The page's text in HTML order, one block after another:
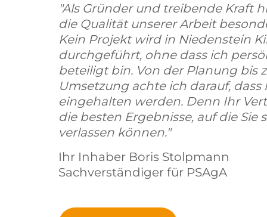
"Als Gründer und treibende Kraft
die Qualität unserer Arbeit
Kein Projekt wird in Niedenstein
durchgeführt, ohne dass ich
beteiligt bin. Von der Planung bis
Umsetzung achte ich darauf,
eingehalten werden. Denn Ihr
die besten Ergebnisse, auf die Sie
verlassen können."
Ihr Inhaber Boris Stolpmann
Sachverständiger für PSAgA